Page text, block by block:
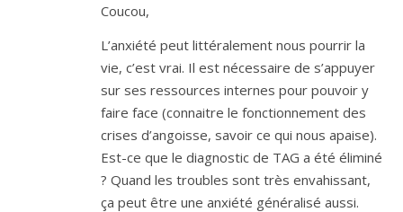
Coucou,
L’anxiété peut littéralement nous pourrir la
vie, c’est vrai. Il est nécessaire de s’appuyer
sur ses ressources internes pour pouvoir y
faire face (connaitre le fonctionnement des
crises d’angoisse, savoir ce qui nous apaise).
Est-ce que le diagnostic de TAG a été éliminé
? Quand les troubles sont très envahissant,
ça peut être une anxiété généralisé aussi.